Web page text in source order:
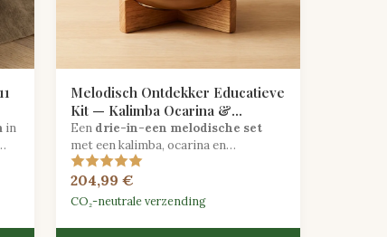
in
Melodisch Ontdekker Educatieve
Kit — Kalimba Ocarina &
Tongdrum Trio
Een drie-in-een melodische set
met een kalimba, ocarina en
tongdrum, inclusief bladmuziek en
leskaarten voor melodiegerichte
educatie.
204,99 €
CO₂-neutrale verzending